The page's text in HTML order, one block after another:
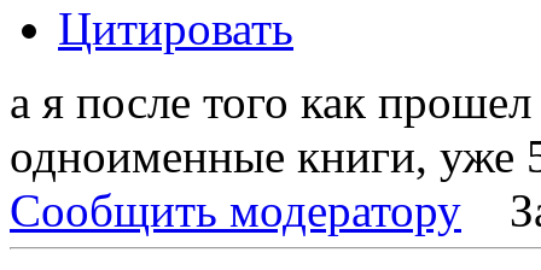
Цитировать
а я после того как
одноименные книги, уже
Сообщить модератору